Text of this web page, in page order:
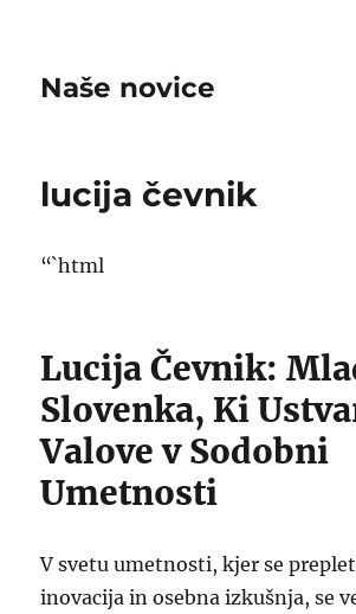
Naše novice
lucija čevnik
“`html
Lucija Čevnik:
Slovenka, Ki
Valove v Sodobni
Umetnosti
V svetu umetnosti, kjer se
inovacija in osebna izkušnja, se